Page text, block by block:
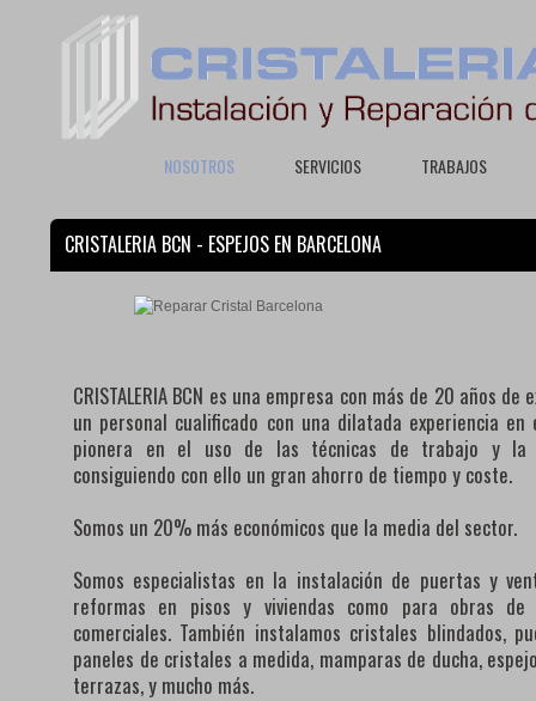
NOSOTROS SERVICIOS TRABAJOS
CRISTALERIA BCN - ESPEJOS EN BARCELONA
CRISTALERIA BCN es una empresa con más de 20 años
un personal cualificado con una dilatada experiencia en
pionera en el uso de las técnicas de trabajo y la
consiguiendo con ello un gran ahorro de tiempo y coste.
Somos un 20% más económicos que la media del sector.
Somos especialistas en la instalación de puertas y
reformas en pisos y viviendas como para obras
comerciales. También instalamos cristales blindados,
paneles de cristales a medida, mamparas de ducha,
terrazas, y mucho más.